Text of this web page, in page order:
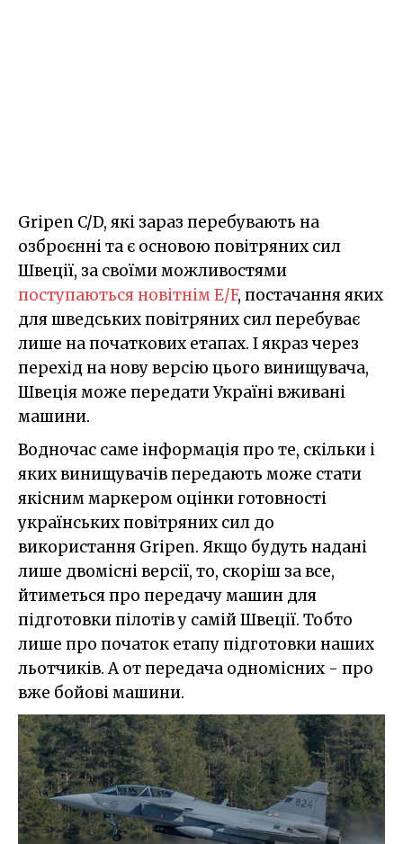
Gripen C/D, які зараз перебувають на
озброєнні та є основою повітряних сил
Швеції, за своїми можливостями
поступаються новітнім E/F, постачання яких
для шведських повітряних сил перебуває
лише на початкових етапах. І якраз через
перехід на нову версію цього винищувача,
Швеція може передати Україні вживані
машини.
Водночас саме інформація про те, скільки і
яких винищувачів передають може стати
якісним маркером оцінки готовності
українських повітряних сил до
використання Gripen. Якщо будуть надані
лише двомісні версії, то, скоріш за все,
йтиметься про передачу машин для
підготовки пілотів у самій Швеції. Тобто
лише про початок етапу підготовки наших
льотчиків. А от передача одномісних - про
вже бойові машини.